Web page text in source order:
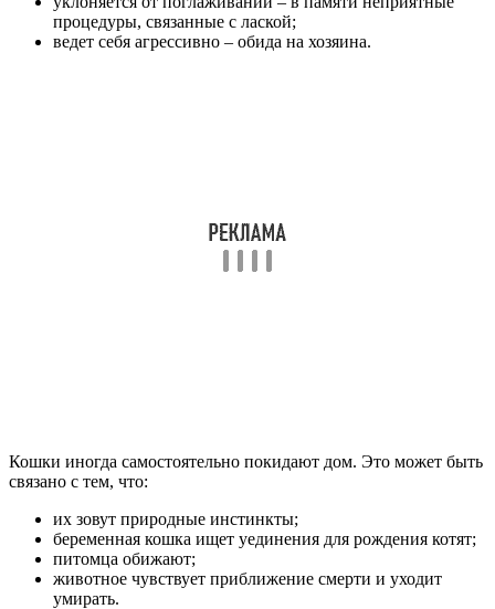
процедуры, связанные с лаской;
ведет себя агрессивно – обида на хозяина.
Кошки иногда самостоятельно покидают дом. Это может быть
связано с тем, что:
их зовут природные инстинкты;
беременная кошка ищет уединения для рождения котят;
питомца обижают;
животное чувствует приближение смерти и уходит
умирать.